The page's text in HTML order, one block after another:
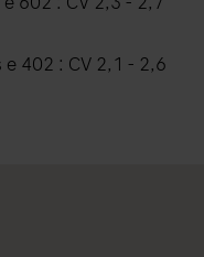
402 : CV 2,1 - 2,6